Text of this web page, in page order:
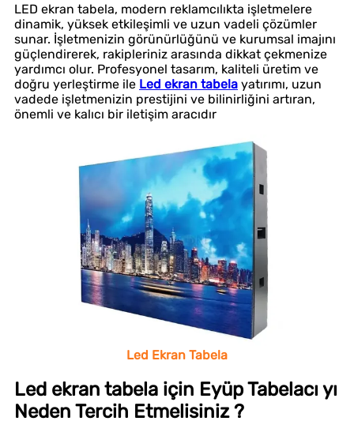
LED ekran tabela, modern reklamcılıkta işletmelere
dinamik, yüksek etkileşimli ve uzun vadeli çözümler
sunar. İşletmenizin görünürlüğünü ve kurumsal imajını
güçlendirerek, rakipleriniz arasında dikkat çekmenize
yardımcı olur. Profesyonel tasarım, kaliteli üretim ve
doğru yerleştirme ile Led ekran tabela yatırımı, uzun
vadede işletmenizin prestijini ve bilinirliğini artıran,
önemli ve kalıcı bir iletişim aracıdır
Led Ekran Tabela
Led ekran tabela için Eyüp Tabelacı yı
Neden Tercih Etmelisiniz ?